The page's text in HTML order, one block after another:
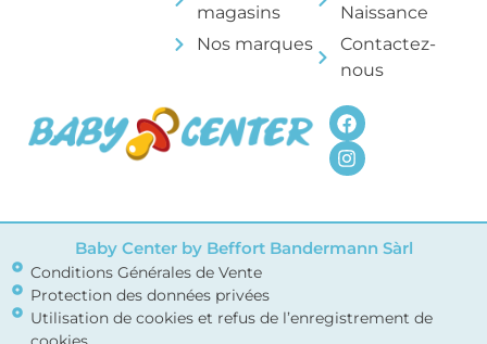
magasins
Nos marques
Naissance
Contactez-
nous
Baby Center by Beffort Bandermann Sàrl
Conditions Générales de Vente
Protection des données privées
Utilisation de cookies et refus de l’enregistrement de